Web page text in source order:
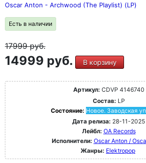
Oscar Anton - Archwood (The Playlist) (LP)
Есть в наличии
17999руб.
14999 руб. В корзину
Артикул: CDVP 4146740
Состав: LP
Состояние: Новое. Заводская
Дата релиза: 28-11-2025
Лейбл: OA Records
Исполнители: Oscar Anton /
Жанры: Elektropop